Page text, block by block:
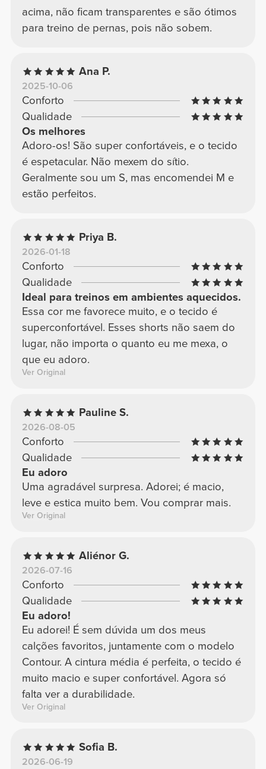
acima, não ficam transparentes e são ótimos
para treino de pernas, pois não sobem.
Ana P.
2025-10-06
Conforto
Qualidade
Os melhores
Adoro-os! São super confortáveis, e o tecido
é espetacular. Não mexem do sítio.
Geralmente sou um S, mas encomendei M e
estão perfeitos.
Priya B.
2026-01-18
Conforto
Qualidade
Ideal para treinos em ambientes aquecidos.
Essa cor me favorece muito, e o tecido é
superconfortável. Esses shorts não saem do
lugar, não importa o quanto eu me mexa, o
que eu adoro.
Ver Original
Pauline S.
2026-08-05
Conforto
Qualidade
Eu adoro
Uma agradável surpresa. Adorei; é macio,
leve e estica muito bem. Vou comprar mais.
Ver Original
Aliénor G.
2026-07-16
Conforto
Qualidade
Eu adoro!
Eu adorei! É sem dúvida um dos meus
calções favoritos, juntamente com o modelo
Contour. A cintura média é perfeita, o tecido é
muito macio e super confortável. Agora só
falta ver a durabilidade.
Ver Original
Sofia B.
2026-06-19